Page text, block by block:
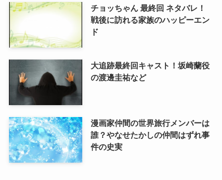
チョッちゃん 最終回 ネタバレ！
戦後に訪れる家族のハッピーエン
ド
大追跡最終回キャスト！坂崎蘭役
の渡邊圭祐など
漫画家仲間の世界旅行メンバーは
誰？やなせたかしの仲間はずれ事
件の史実